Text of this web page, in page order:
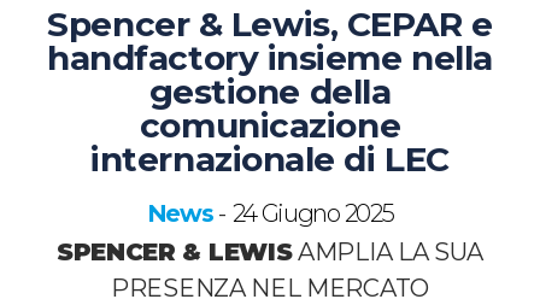
Spencer & Lewis, CEPAR e
handfactory insieme nella
gestione della
comunicazione
internazionale di LEC
News - 24 Giugno 2025
SPENCER & LEWISAMPLIA LA SUA
PRESENZA NEL MERCATO